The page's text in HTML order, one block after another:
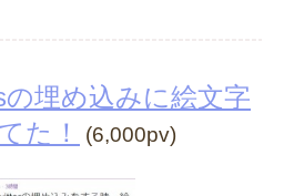
の埋め込みに絵文字
た！
(6,000pv)